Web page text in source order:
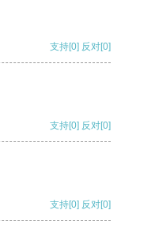
支持[0] 反对[0]
支持[0] 反对[0]
支持[0] 反对[0]